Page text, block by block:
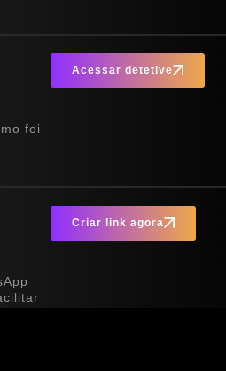
foi
Acessar detetive
Criar link agora